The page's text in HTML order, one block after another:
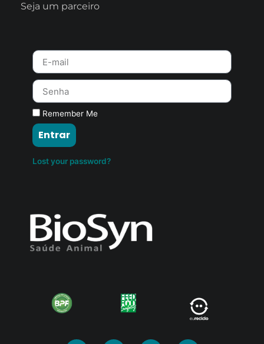
Seja um parceiro
Remember Me
Entrar
Lost your password?